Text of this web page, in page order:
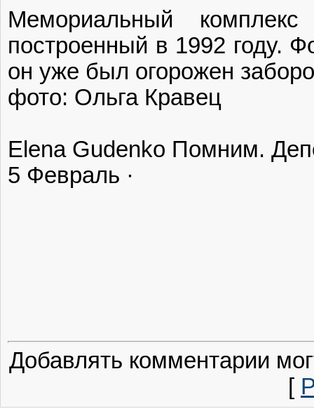
Мемориальный
построенный в 1992 году.
он уже был огорожен
фото: Ольга Кравец
Elena Gudenko‎ Помним.
5 Февраль ·
Добавлять комментарии
[